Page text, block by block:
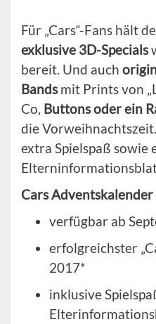
Für „Cars“-Fans hält
exklusive 3D-Specials
bereit. Und auch
Bandsmit Prints von
Co, Buttons oder ein
die
extra Spielspaß sowie
Cars Adventskalender
verfügbar ab
erfolgreichster
2017*
inklusive